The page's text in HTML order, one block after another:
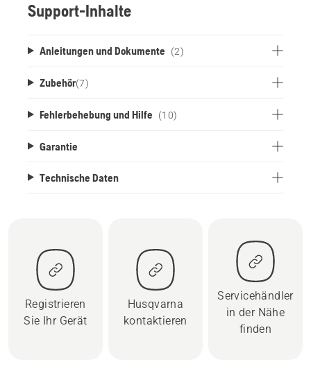
Support-Inhalte
Anleitungen und Dokumente (2)
Zubehör(7)
Fehlerbehebung und Hilfe (10)
Garantie
Technische Daten
Registrieren
Sie Ihr Gerät
Husqvarna
kontaktieren
Servicehändler
in der Nähe
finden